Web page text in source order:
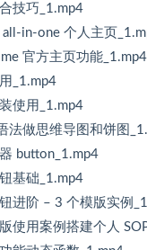
技巧_1.mp4
in-one 个人主页
官方主页功能_1.mp4
_1.mp4
使用_1.mp4
法做思维导图和饼图
button_1.mp4
基础_1.mp4
进阶 – 3 个模版实例
使用案例搭建个人